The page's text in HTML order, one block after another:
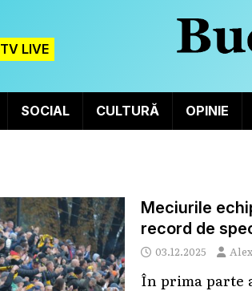
TV LIVE
SOCIAL CULTURĂ OPINIE
Meciurile
record de
03.12.2025
În prima parte